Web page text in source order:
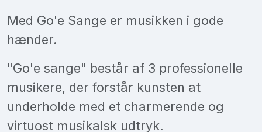
Med Go'e Sange er musikken i gode
hænder.
"Go'e sange" består af 3 professionelle
musikere, der forstår kunsten at
underholde med et charmerende og
virtuost musikalsk udtryk.